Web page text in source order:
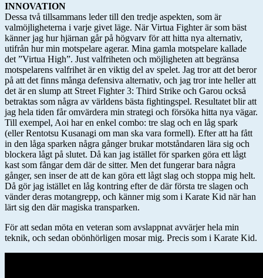
INNOVATION
Dessa två tillsammans leder till den tredje aspekten, som är
valmöjligheterna i varje givet läge. När Virtua Fighter är som bäst
känner jag hur hjärnan går på högvarv för att hitta nya alternativ,
utifrån hur min motspelare agerar. Mina gamla motspelare kallade
det ”Virtua High”. Just valfriheten och möjligheten att begränsa
motspelarens valfrihet är en viktig del av spelet. Jag tror att det beror
på att det finns många defensiva alternativ, och jag tror inte heller att
det är en slump att Street Fighter 3: Third Strike och Garou också
betraktas som några av världens bästa fightingspel. Resultatet blir att
jag hela tiden får omvärdera min strategi och försöka hitta nya vägar.
Till exempel, Aoi har en enkel combo: tre slag och en låg spark
(eller Rentotsu Kusanagi om man ska vara formell). Efter att ha fått
in den låga sparken några gånger brukar motståndaren lära sig och
blockera lågt på slutet. Då kan jag istället för sparken göra ett lågt
kast som fångar dem där de sitter. Men det fungerar bara några
gånger, sen inser de att de kan göra ett lågt slag och stoppa mig helt.
Då gör jag istället en låg kontring efter de där första tre slagen och
vänder deras motangrepp, och känner mig som i Karate Kid när han
lärt sig den där magiska transparken.
För att sedan möta en veteran som avslappnat avvärjer hela min
teknik, och sedan obönhörligen mosar mig. Precis som i Karate Kid.